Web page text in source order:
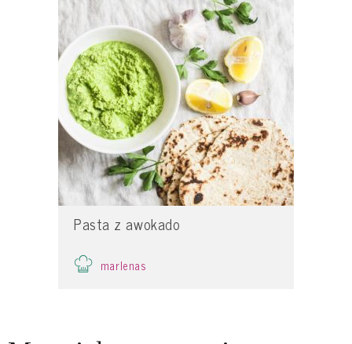
Pasta z awokado
marlenas